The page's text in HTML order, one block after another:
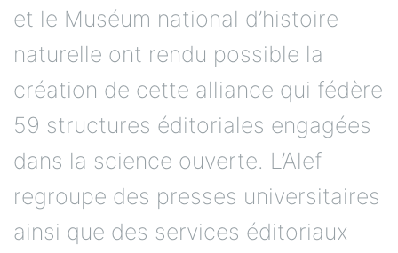
et le Muséum national d’histoire
naturelle ont rendu possible la
création de cette alliance qui fédère
59 structures éditoriales engagées
dans la science ouverte. L’Alef
regroupe des presses universitaires
ainsi que des services éditoriaux